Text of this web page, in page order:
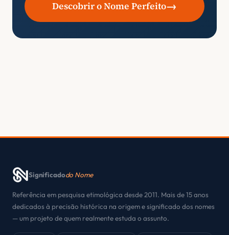
Descobrir o Nome Perfeito→
Significadodo Nome
Referência em pesquisa etimológica desde 2011. Mais de 15 anos
dedicados à precisão histórica na origem e significado dos nomes
— um projeto de quem realmente estuda o assunto.